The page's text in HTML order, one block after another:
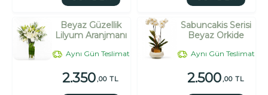
Beyaz Güzellik
Lilyum Aranjmanı
Aynı Gün Teslimat
2.350,00 TL
Sabuncakis Serisi
Beyaz Orkide
Aynı Gün Teslimat
2.500,00 TL